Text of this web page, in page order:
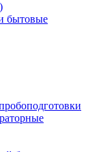
бытовые